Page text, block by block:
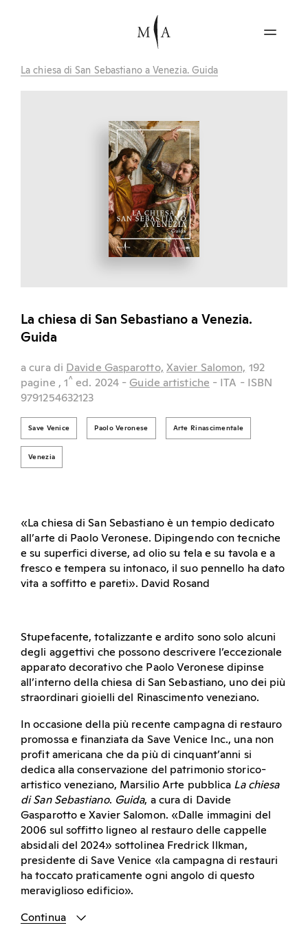
La chiesa di San Sebastiano a Venezia. Guida
La chiesa di San Sebastiano a Venezia.
Guida
a cura di Davide Gasparotto, Xavier Salomon, 192
pagine , 1^ ed. 2024 - Guide artistiche - ITA - ISBN
9791254632123
Save Venice Paolo Veronese Arte Rinascimentale
Venezia
«La chiesa di San Sebastiano è un tempio dedicato
all’arte di Paolo Veronese. Dipingendo con tecniche
e su superfici diverse, ad olio su tela e su tavola e a
fresco e tempera su intonaco, il suo pennello ha dato
vita a soffitto e pareti». David Rosand
Stupefacente, totalizzante e ardito sono solo alcuni
degli aggettivi che possono descrivere l’eccezionale
apparato decorativo che Paolo Veronese dipinse
all’interno della chiesa di San Sebastiano, uno dei più
straordinari gioielli del Rinascimento veneziano.
In occasione della più recente campagna di restauro
promossa e finanziata da Save Venice Inc., una non
profit americana che da più di cinquant’anni si
dedica alla conservazione del patrimonio storico-
artistico veneziano, Marsilio Arte pubblica La chiesa
di San Sebastiano. Guida, a cura di Davide
Gasparotto e Xavier Salomon. «Dalle immagini del
2006 sul soffitto ligneo al restauro delle cappelle
absidali del 2024» sottolinea Fredrick Ilkman,
presidente di Save Venice «la campagna di restauri
ha toccato praticamente ogni angolo di questo
meraviglioso edificio».
Continua